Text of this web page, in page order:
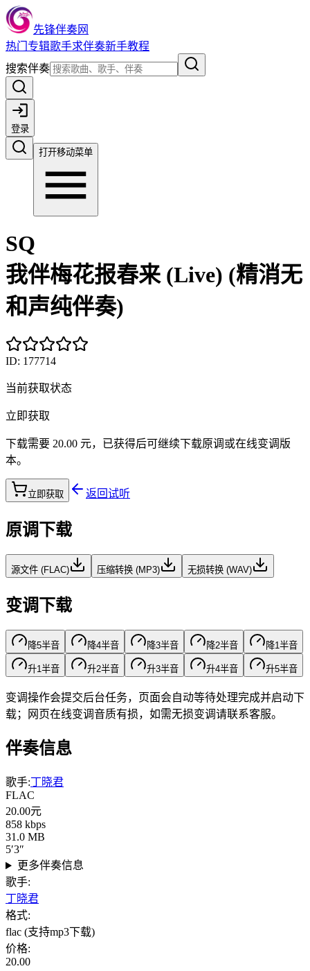
先锋伴奏网
热门 专辑歌手求伴奏新手教程
搜索伴奏
登录
打开移动菜单
SQ
我伴梅花报春来 (Live) (精消无
和声纯伴奏)
ID: 177714
当前获取状态
立即获取
下载需要 20.00 元，已获得后可继续下载原调或在线变调版
本。
立即获取 返回试听
原调下载
源文件 (FLAC) 压缩转换 (MP3) 无损转换 (WAV)
变调下载
降5半音 降4半音 降3半音 降2半音 降1半音
升1半音 升2半音 升3半音 升4半音 升5半音
变调操作会提交后台任务，页面会自动等待处理完成并启动下
载；网页在线变调音质有损，如需无损变调请联系客服。
伴奏信息
歌手:丁晓君
FLAC
20.00元
858 kbps
31.0 MB
5′3″
更多伴奏信息
歌手:
丁晓君
格式:
flac (支持mp3下载)
价格:
20.00